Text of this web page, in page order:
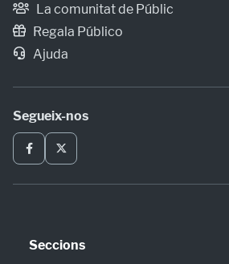
La comunitat de Públic
Regala Público
Ajuda
Segueix-nos
Seccions